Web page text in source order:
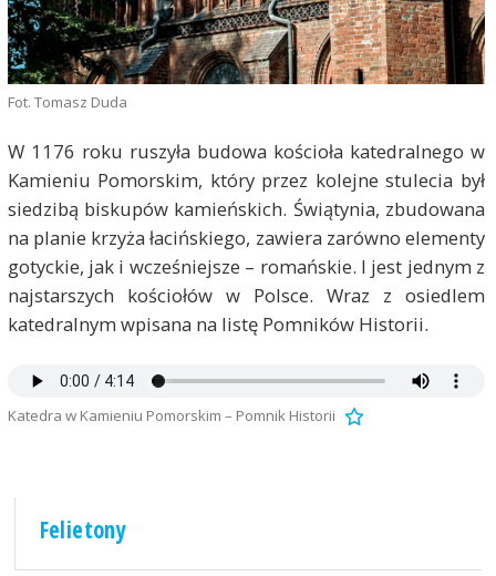
Fot. Tomasz Duda
W 1176 roku ruszyła budowa kościoła katedralnego w
Kamieniu Pomorskim, który przez kolejne stulecia był
siedzibą biskupów kamieńskich. Świątynia, zbudowana
na planie krzyża łacińskiego, zawiera zarówno elementy
gotyckie, jak i wcześniejsze – romańskie. I jest jednym z
najstarszych kościołów w Polsce. Wraz z osiedlem
katedralnym wpisana na listę Pomników Historii.
Katedra w Kamieniu Pomorskim – Pomnik Historii
Felietony